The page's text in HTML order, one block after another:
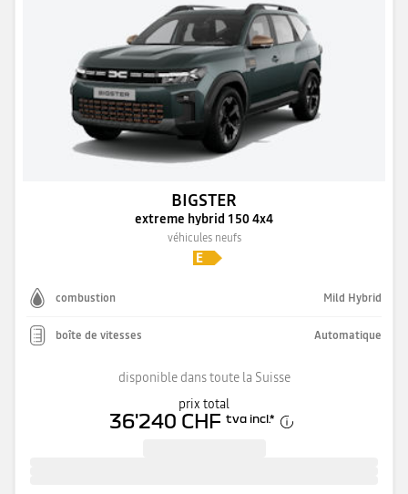
BIGSTER
extreme hybrid 150 4x4
véhicules neufs
combustion Mild Hybrid
boîte de vitesses Automatique
disponible dans toute la Suisse
prix total
36'240 CHF tva incl.*